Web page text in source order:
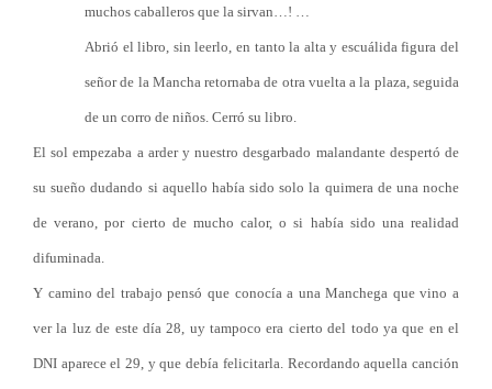
muchos caballeros que la sirvan…! …
Abrió el libro, sin leerlo, en tanto la alta y escuálida figura del
señor de la Mancha retornaba de otra vuelta a la plaza, seguida
de un corro de niños. Cerró su libro.
El sol empezaba a arder y nuestro desgarbado malandante despertó de
su sueño dudando si aquello había sido solo la quimera de una noche
de verano, por cierto de mucho calor, o si había sido una realidad
difuminada.
Y camino del trabajo pensó que conocía a una Manchega que vino a
ver la luz de este día 28, uy tampoco era cierto del todo ya que en el
DNI aparece el 29, y que debía felicitarla. Recordando aquella canción